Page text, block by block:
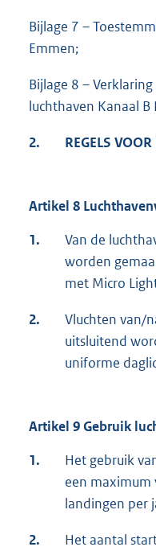
Bijlage 7 –
Emmen;
Bijlage 8 –
luchthaven Kanaal B
2. REGELS
Artikel 8
1.
Van de
worden
met Micro
2.
Vluchten van/
uitsluitend
uniforme
Artikel 9 Gebruik
1.
Het gebruik
een maximum
landingen per
2.
Het aantal